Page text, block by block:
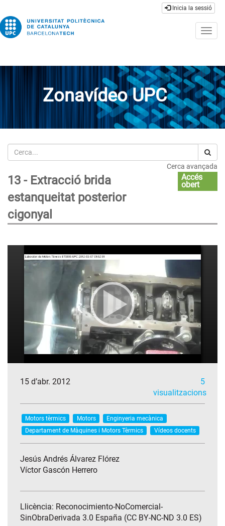
Inicia la sessió
Zonavídeo UPC
Cerca
Cerca avançada
13 - Extracció brida
estanqueitat posterior
cigonyal
Accés
obert
15 d’abr. 2012
5
visualitzacions
Motors tèrmics Motors
Enginyeria mecànica
Departament de Màquines i Motors Tèrmics
Vídeos docents
Jesús Andrés Álvarez Flórez
Víctor Gascón Herrero
Llicència: Reconocimiento-NoComercial-
SinObraDerivada 3.0 España (CC BY-NC-ND 3.0 ES)